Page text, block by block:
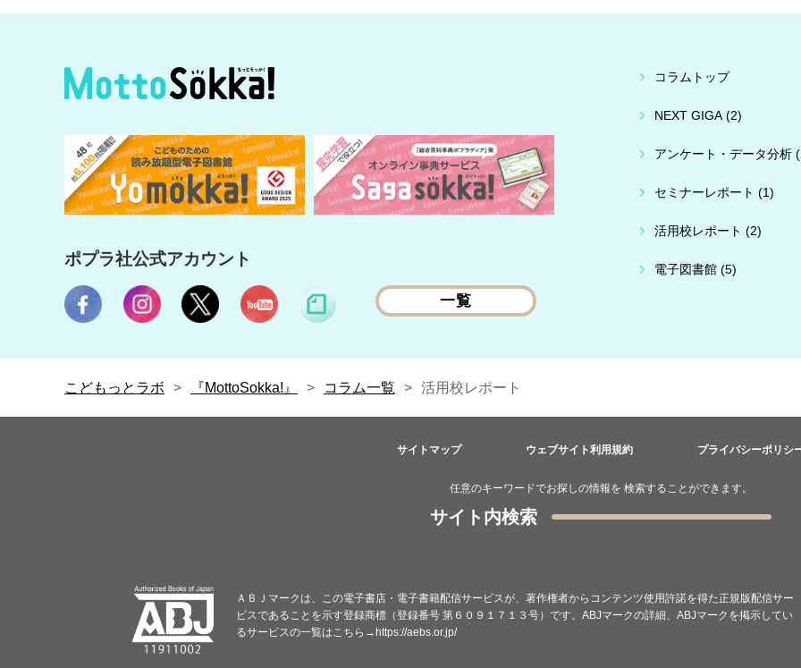
ポプラ社公式アカウント
一覧
コラムトップ
NEXT GIGA (2)
アンケート・データ分析
セミナーレポート (1)
活用校レポート (2)
電子図書館 (5)
こどもっとラボ 『MottoSokka!』 コラム一覧 活用校レポート
サイトマップ ウェブサイト利用規約 プライバシーポリシ
任意のキーワードでお探しの情報を 検索することができます。
サイト内検索
ＡＢＪマークは、この電子書店・電子書籍配信サービスが、著作権者からコンテンツ使用許諾を得た正規版配信サー
ビスであることを示す登録商標（登録番号 第６０９１７１３号）です。ABJマークの詳細、ABJマークを掲示してい
るサービスの一覧はこちら→ https://aebs.or.jp/